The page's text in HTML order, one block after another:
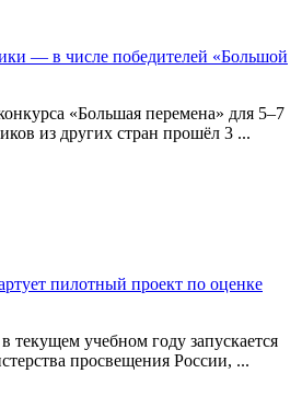
— в числе победителей «Большой
«Большая перемена» для 5–7
из других стран прошёл 3 ...
пилотный проект по оценке
текущем учебном году запускается
просвещения России, ...